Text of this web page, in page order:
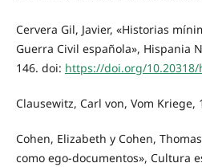
Cervera Gil, Javier, «Historias
Guerra Civil española», Hispania
146. doi: https://doi.org/10.20318/
Clausewitz, Carl von, Vom Kriege,
Cohen, Elizabeth y Cohen,
como ego-documentos», Cultura